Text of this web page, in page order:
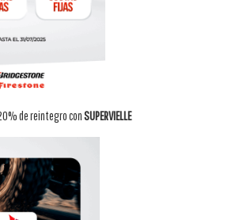
de reintegro conSUPERVIELLE